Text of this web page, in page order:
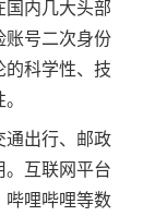
国内几大头部
账号二次身份
科学性、技
通出行、邮政
互联网平台
哔哩哔哩等数